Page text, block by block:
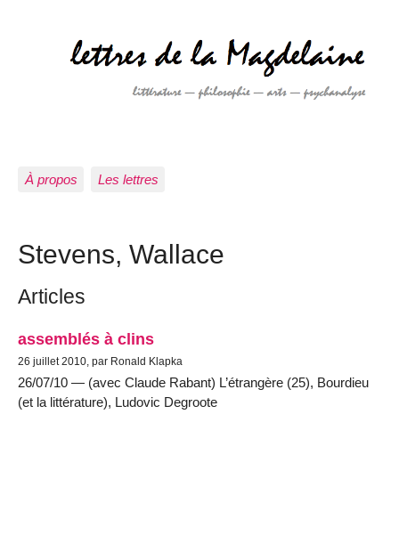
À propos Les lettres
Stevens, Wallace
Articles
assemblés à clins
26 juillet 2010, par Ronald Klapka
26/07/10 — (avec Claude Rabant) L’étrangère (25), Bourdieu
(et la littérature), Ludovic Degroote